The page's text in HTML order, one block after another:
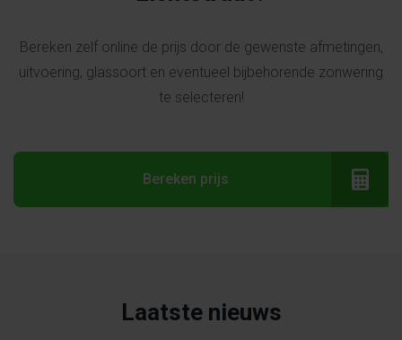
Bereken zelf online de prijs door de gewenste afmetingen,
uitvoering, glassoort en eventueel bijbehorende zonwering
te selecteren!
Bereken prijs
Laatste nieuws